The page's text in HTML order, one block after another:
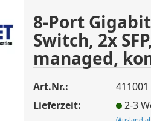
Konto erstellen
Passwort vergessen?
8-Port Gigabit
Switch, 2x
managed,
Art.Nr.:
411001
Lieferzeit:
2-3
(Ausland